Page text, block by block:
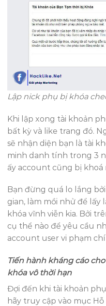
Lập nick phụ bị khóa
Khi lập xong tài khoản
bất kỳ và like trang đó.
sẽ nhận diện bạn là tài
minh danh tính trong 3
ấy account cũng bị khoá
Bạn đừng quá lo lắng
gian, làm mồi nhử để lấy
khóa vĩnh viễn kia. Bởi
cụ thể nào để yêu cầu
account user vi phạm
Tiến hành kháng cáo
khóa vô thời hạn
Đợi đến khi tài khoản
hãy truy cập vào mục